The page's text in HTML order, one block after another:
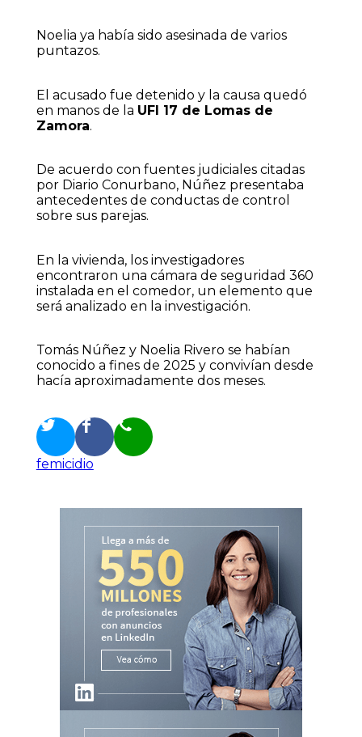
Noelia ya había sido asesinada de varios
puntazos.
El acusado fue detenido y la causa quedó
en manos de la UFI 17 de Lomas de
Zamora.
De acuerdo con fuentes judiciales citadas
por Diario Conurbano, Núñez presentaba
antecedentes de conductas de control
sobre sus parejas.
En la vivienda, los investigadores
encontraron una cámara de seguridad 360
instalada en el comedor, un elemento que
será analizado en la investigación.
Tomás Núñez y Noelia Rivero se habían
conocido a fines de 2025 y convivían desde
hacía aproximadamente dos meses.
femicidio